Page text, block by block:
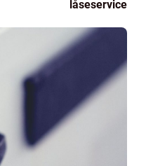
låseservice